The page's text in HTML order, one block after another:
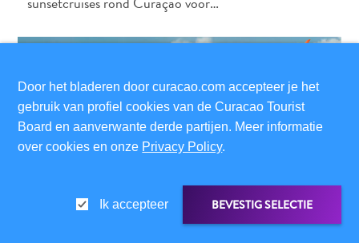
156 TripAdvisor Beoordelingen
Door het bladeren door curacao.com accepteer je het
gebruik van profiel cookies van de Curacao Tourist
Board en aanverwante derde partijen. Meer informatie
over cookies en onze Privacy Policy.
Ik accepteer BEVESTIG SELECTIE